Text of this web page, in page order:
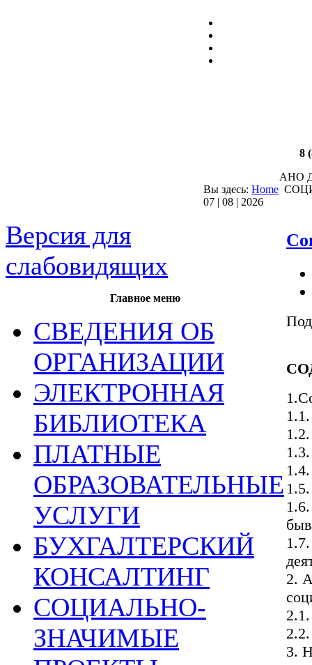
8
АНО
Вы здесь: Home
07 | 08 | 2026
Версия для
слабовидящих
Главное меню
СВЕДЕНИЯ ОБ
ОРГАНИЗАЦИИ
ЭЛЕКТРОННАЯ
БИБЛИОТЕКА
ПЛАТНЫЕ
ОБРАЗОВАТЕЛЬНЫЕ
УСЛУГИ
БУХГАЛТЕРСКИЙ
КОНСАЛТИНГ
СОЦИАЛЬНО-
ЗНАЧИМЫЕ
2.
3.